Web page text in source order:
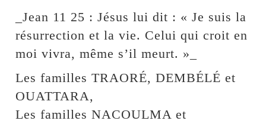
_Jean 11 25 : Jésus lui dit : « Je suis la
résurrection et la vie. Celui qui croit en
moi vivra, même s’il meurt. »_
Les familles TRAORÉ, DEMBÉLÉ et
OUATTARA,
Les familles NACOULMA et